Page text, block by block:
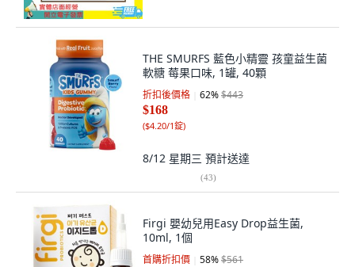
THE SMURFS 藍色小精靈 孩童益生菌
軟糖 莓果口味, 1罐, 40顆
折扣後價格 62%$443
$168
($4.20/1錠)
8/12 星期三 預計送達
(43)
Firgi 嬰幼兒用Easy Drop益生菌,
10ml, 1個
首購折扣價 58%$561